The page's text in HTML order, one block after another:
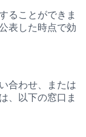
ることができま
表した時点で効
合わせ、または
、以下の窓口ま